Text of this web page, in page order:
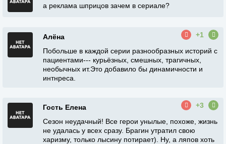
а реклама шприцов зачем в сериале?
Алëна
+1
Побольше в каждой серии разнообразных историй с
пациентами--- курьëзных, смешных, трагичных,
необычных ит.Это добавило бы динамичности и
интнреса.
Гость Елена
+3
Сезон неудачный! Все герои унылые, похоже, жизнь
не удалась у всех сразу. Брагин утратил свою
харизму, только лысину потирает). Ну, а ляпов хоть